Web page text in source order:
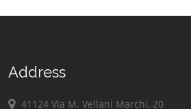
Address
41124 Via M. Vellani Marchi, 20